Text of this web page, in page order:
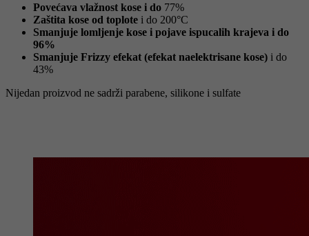
Povećava vlažnost kose i do 77%
Zaštita kose od toplote i do 200°C
Smanjuje lomljenje kose i pojave ispucalih krajeva i do
96%
Smanjuje Frizzy efekat (efekat naelektrisane kose) i do
43%
Nijedan proizvod ne sadrži parabene, silikone i sulfate